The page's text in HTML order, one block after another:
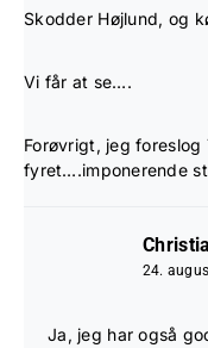
Skodder Højlund, og
Vi får at se….
Forøvrigt, jeg foreslog
fyret….imponerende
24.
Ja, jeg har også